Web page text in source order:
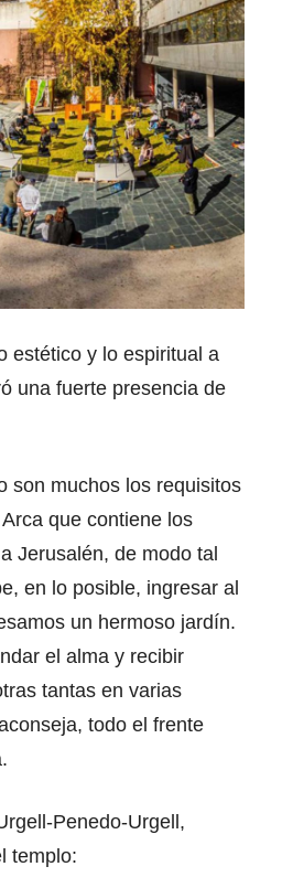
estético y lo espiritual a
una fuerte presencia de
son muchos los requisitos
que contiene los
Jerusalén, de modo tal
en lo posible, ingresar al
un hermoso jardín.
el alma y recibir
tantas en varias
todo el frente
Penedo-Urgell,
templo: